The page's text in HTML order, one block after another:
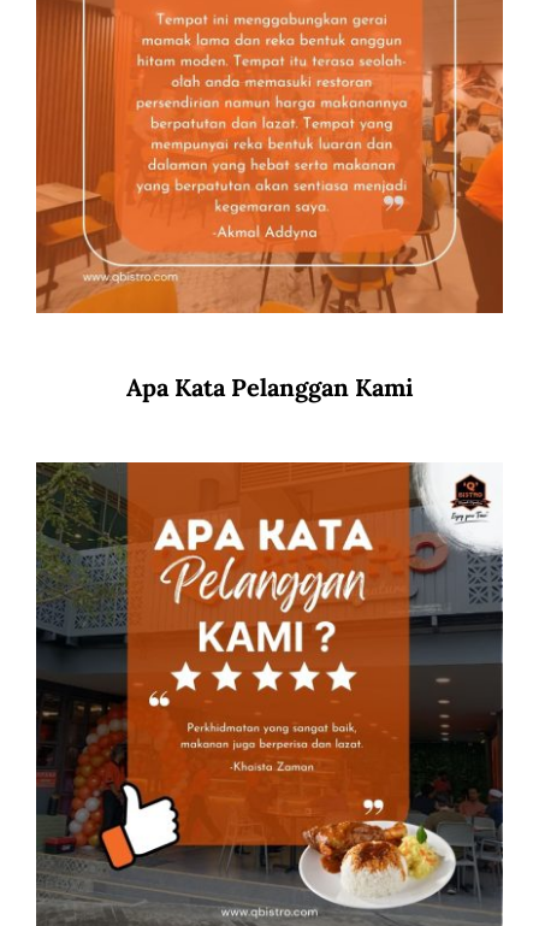
Apa Kata Pelanggan Kami